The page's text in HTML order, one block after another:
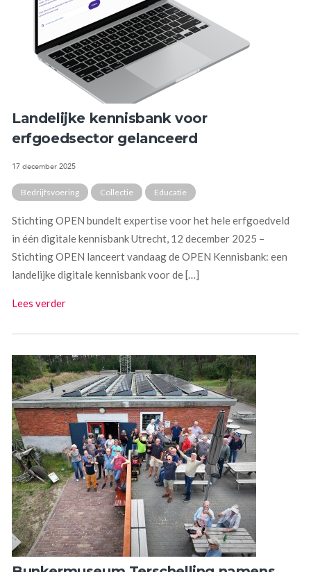
Landelijke kennisbank voor
erfgoedsector gelanceerd
17 december 2025
Bedrijfsvoering Collectie Educatie
Stichting OPEN bundelt expertise voor het hele erfgoedveld
in één digitale kennisbank Utrecht, 12 december 2025 –
Stichting OPEN lanceert vandaag de OPEN Kennisbank: een
landelijke digitale kennisbank voor de […]
Lees verder